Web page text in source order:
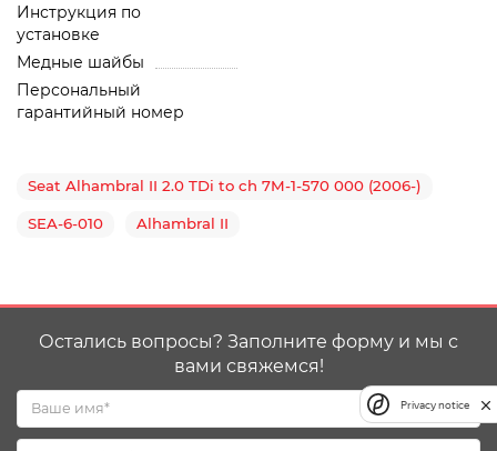
Инструкция по
установке
Медные шайбы
Персональный
гарантийный номер
Seat Alhambral II 2.0 TDi to ch 7M-1-570 000 (2006-)
SEA-6-010 Alhambral II
Остались вопросы? Заполните форму и мы с
вами свяжемся!
Privacy notice